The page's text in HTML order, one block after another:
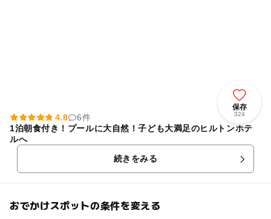
保存
324
4.8
6件
1泊朝食付き！プールに大自然！子ども大満足のヒルトンホテ
ルへ
続きをみる
おでかけスポットの条件を変える